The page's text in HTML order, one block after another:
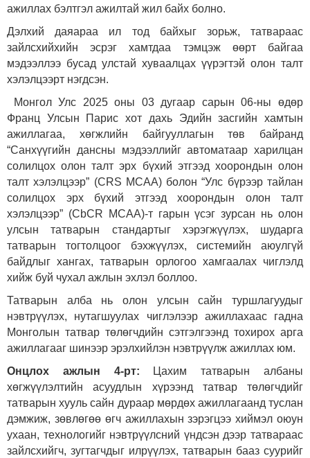
ажиллах бэлтгэл ажилтай жил байх болно.
Дэлхий даяараа ил тод байхыг зорьж, татвараас
зайлсхийхийн эсрэг хамтдаа тэмцэж өөрт байгаа
мэдээллээ бусад улстай хуваалцах үүрэгтэй олон талт
хэлэлцээрт нэгдсэн.
Монгол Улс 2025 оны 03 дугаар сарын 06-ны өдөр
Франц Улсын Парис хот дахь Эдийн засгийн хамтын
ажиллагаа, хөгжлийн байгууллагын төв байранд
“Санхүүгийн дансны мэдээллийг автоматаар харилцан
солилцох олон талт эрх бүхий этгээд хоорондын олон
талт хэлэлцээр” (CRS MCAA) болон “Улс бүрээр тайлан
солилцох эрх бүхий этгээд хоорондын олон талт
хэлэлцээр” (CbCR MCAA)-т гарын үсэг зурсан нь олон
улсын татварын стандартыг хэрэгжүүлэх, шударга
татварын тогтолцоог бэхжүүлэх, системийн аюулгүй
байдлыг хангах, татварын орлогоо хамгаалах чиглэлд
хийж буй чухал ажлын эхлэл боллоо.
Татварын алба нь олон улсын сайн туршлагуудыг
нэвтрүүлэх, нутагшуулах чиглэлээр ажиллахаас гадна
Монголын татвар төлөгчдийн сэтгэлгээнд тохирох арга
ажиллагааг шинээр эрэлхийлэн нэвтрүүлж ажиллах юм.
Онцлох ажлын 4-рт: Цахим татварын албаны
хөгжүүлэлтийн асуудлын хүрээнд татвар төлөгчдийг
татварын хууль сайн дураар мөрдөх ажиллагаанд туслан
дэмжиж, зөвлөгөө өгч ажиллахын зэрэгцээ хиймэл оюун
ухаан, технологийг нэвтрүүлсний үндсэн дээр татвараас
зайлсхийгч, зугтагчдыг илрүүлэх, татварын бааз суурийг